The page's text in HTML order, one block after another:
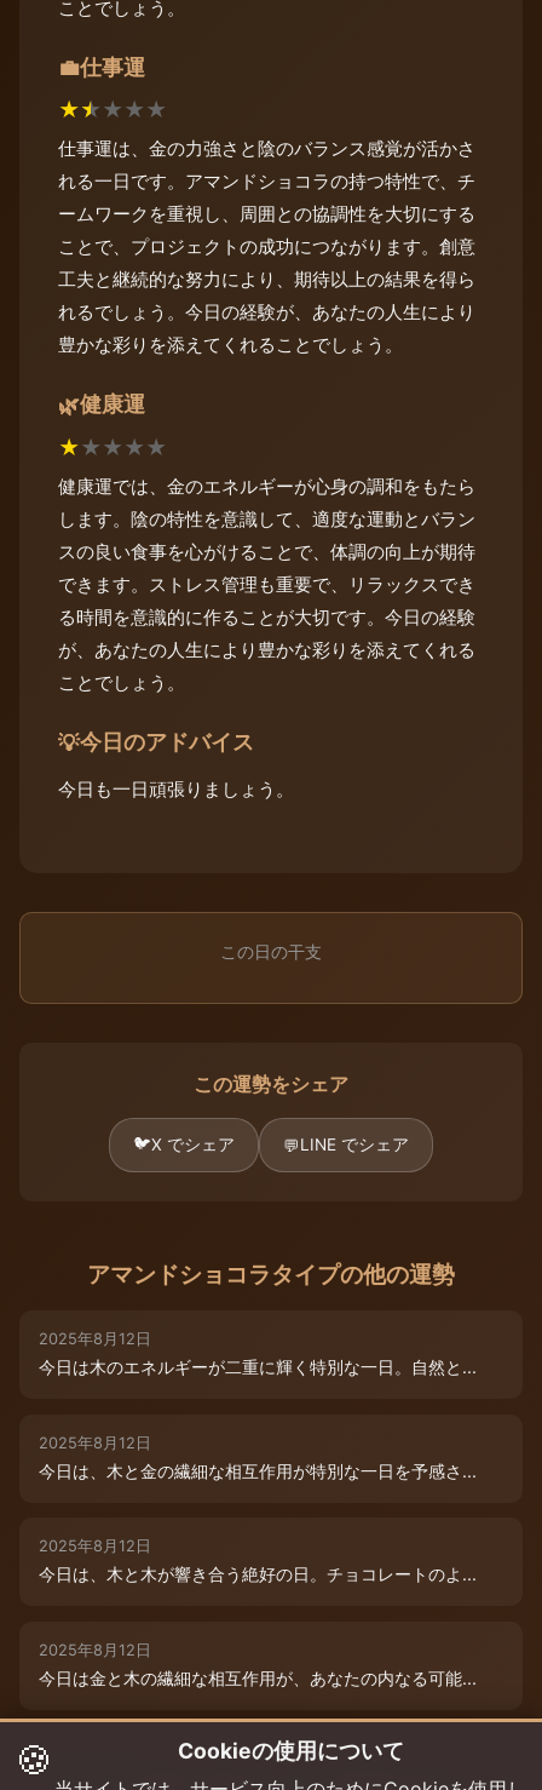
ことでしょう。
💼仕事運
★★★★★
仕事運は、金の力強さと陰のバランス感覚が活かさ
れる一日です。アマンドショコラの持つ特性で、チ
ームワークを重視し、周囲との協調性を大切にする
ことで、プロジェクトの成功につながります。創意
工夫と継続的な努力により、期待以上の結果を得ら
れるでしょう。今日の経験が、あなたの人生により
豊かな彩りを添えてくれることでしょう。
🌿健康運
★★★★★
健康運では、金のエネルギーが心身の調和をもたら
します。陰の特性を意識して、適度な運動とバラン
スの良い食事を心がけることで、体調の向上が期待
できます。ストレス管理も重要で、リラックスでき
る時間を意識的に作ることが大切です。今日の経験
が、あなたの人生により豊かな彩りを添えてくれる
ことでしょう。
💡今日のアドバイス
今日も一日頑張りましょう。
この日の干支
この運勢をシェア
🐦X でシェア 💬LINE でシェア
アマンドショコラタイプの他の運勢
2025年8月12日
今日は木のエネルギーが二重に輝く特別な一日。自然と...
2025年8月12日
今日は、木と金の繊細な相互作用が特別な一日を予感さ...
2025年8月12日
今日は、木と木が響き合う絶好の日。チョコレートのよ...
2025年8月12日
今日は金と木の繊細な相互作用が、あなたの内なる可能...
2025年8月9日
今日は木と木が重なる特別な日。内なる創造性が高まり...
🍪 Cookieの使用について